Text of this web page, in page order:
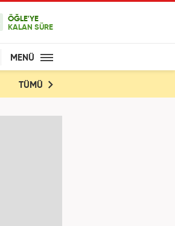
ÖĞLE'YE
KALAN SÜRE
MENÜ
TÜMÜ